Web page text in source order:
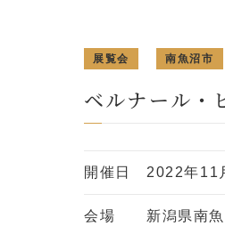
展覧会 南魚沼市
ベルナール・
開催日 2022年11
会場 新潟県南